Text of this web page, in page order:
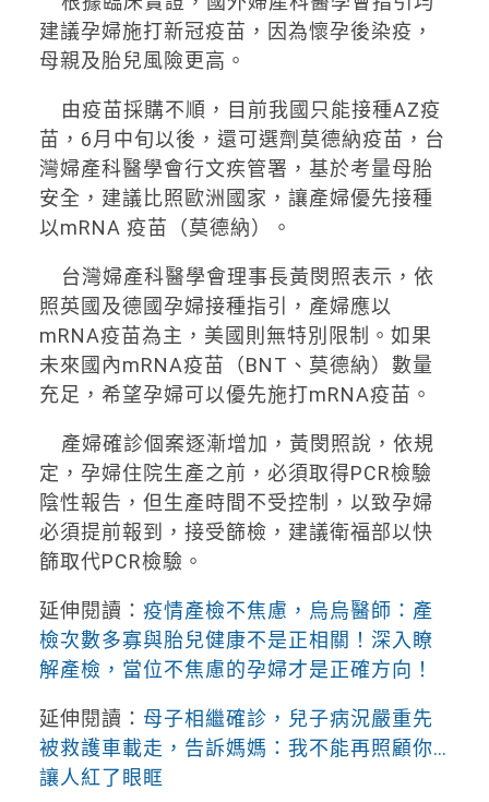
建議孕婦施打新冠疫苗，因為懷孕後染疫，
母親及胎兒風險更高。
由疫苗採購不順，目前我國只能接種AZ疫
苗，6月中旬以後，還可選劑莫德納疫苗，台
灣婦產科醫學會行文疾管署，基於考量母胎
安全，建議比照歐洲國家，讓產婦優先接種
以mRNA 疫苗（莫德納）。
台灣婦產科醫學會理事長黃閔照表示，依
照英國及德國孕婦接種指引，產婦應以
mRNA疫苗為主，美國則無特別限制。如果
未來國內mRNA疫苗（BNT、莫德納）數量
充足，希望孕婦可以優先施打mRNA疫苗。
產婦確診個案逐漸增加，黃閔照說，依規
定，孕婦住院生產之前，必須取得PCR檢驗
陰性報告，但生產時間不受控制，以致孕婦
必須提前報到，接受篩檢，建議衛福部以快
篩取代PCR檢驗。
延伸閱讀： 疫情產檢不焦慮，烏烏醫師：產
檢次數多寡與胎兒健康不是正相關！深入瞭
解產檢，當位不焦慮的孕婦才是正確方向！
延伸閱讀： 母子相繼確診，兒子病況嚴重先
被救護車載走，告訴媽媽：我不能再照顧你…
讓人紅了眼眶